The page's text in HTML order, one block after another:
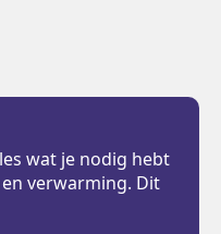
wat je nodig hebt
en verwarming. Dit